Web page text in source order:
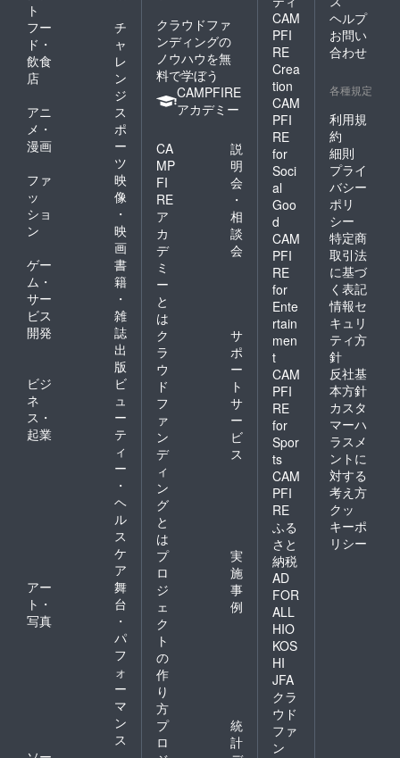
ト
フー
ド・
飲食
店
チ
ャ
レ
ン
ジ
アニ
メ・
漫画
ス
ポ
ー
ツ
ファ
ッ
ショ
ン
映
像
・
映
画
ゲー
ム・
サー
ビス
開発
書
籍
・
雑
誌
出
版
ビジ
ネ
ス・
起業
ビ
ュ
ー
テ
ィ
ー
・
ヘ
ル
ス
ケ
ア
アー
ト・
写真
舞
台
・
パ
フ
ォ
ー
マ
ン
ス
クラウドファ
ンディングの
ノウハウを無
料で学ぼう
CAMPFIRE
アカデミー
CA
MP
FI
RE
ア
カ
デ
ミ
ー
と
は
説
明
会
・
相
談
会
ク
ラ
ウ
ド
フ
ァ
ン
デ
ィ
ン
グ
と
は
サ
ポ
ー
ト
サ
ー
ビ
ス
プ
ロ
ジ
ェ
ク
ト
の
作
り
方
実
施
事
例
プ
ロ
統
計
CAM
PFI
RE
Crea
tion
CAM
PFI
RE
for
Soci
al
Goo
d
CAM
PFI
RE
for
Ente
rtain
men
t
CAM
PFI
RE
for
Spor
ts
CAM
PFI
RE
ふる
さと
納税
AD
FOR
ALL
HIO
KOS
HI
JFA
クラ
ウド
ファ
ン
ヘルプ
お問い
合わせ
各種規定
利用規
約
細則
プライ
バシー
ポリ
シー
特定商
取引法
に基づ
く表記
情報セ
キュリ
ティ方
針
反社基
本方針
カスタ
マーハ
ラスメ
ントに
対する
考え方
クッ
キーポ
リシー